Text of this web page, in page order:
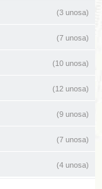
(3 unosa)
(7 unosa)
(10 unosa)
(12 unosa)
(9 unosa)
(7 unosa)
(4 unosa)